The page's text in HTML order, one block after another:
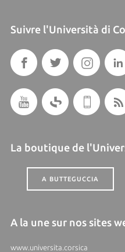
Suivre l'Università di
La boutique de
A BUTTEGUCCIA
A la une sur nos sites
www.universita.corsica